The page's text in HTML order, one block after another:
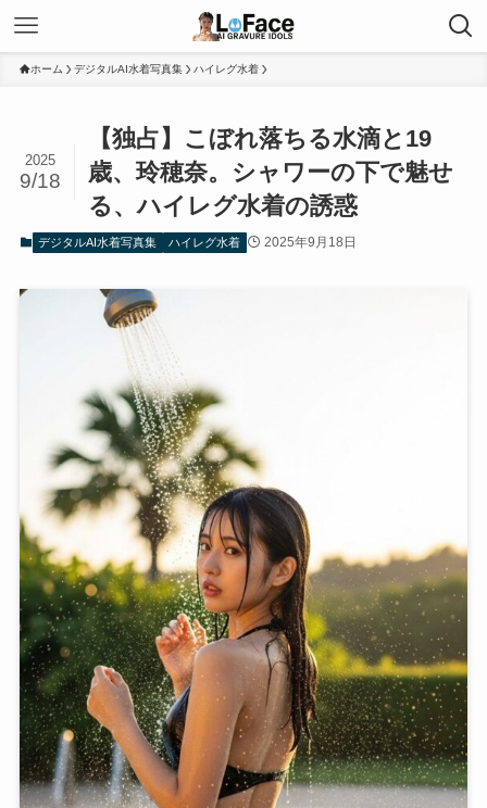
ホーム デジタルAI水着写真集 ハイレグ水着
【独占】こぼれ落ちる水滴と19
歳、玲穂奈。シャワーの下で魅せ
る、ハイレグ水着の誘惑
2025
9/18
デジタルAI水着写真集 ハイレグ水着 2025年9月18日